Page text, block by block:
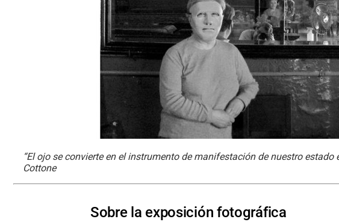
“El ojo se convierte en el instrumento de manifestación de nuestro
Cottone
Sobre la exposición fotográfica